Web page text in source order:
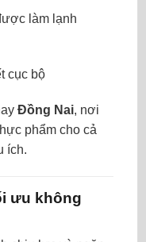
làm lạnh
cục bộ
Đồng Nai, nơi
phẩm cho cả
ích.
ưu không